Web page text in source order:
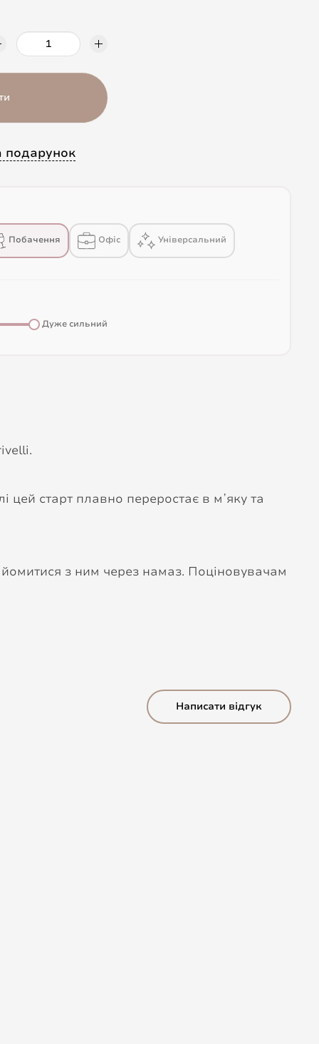
подарунок
Побачення Офіс Універсальний
Дуже сильний
цей старт плавно переростає в мʼяку та
з ним через намаз. Поціновувачам
Написати відгук